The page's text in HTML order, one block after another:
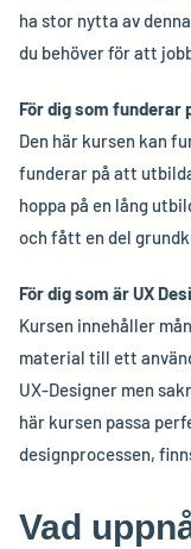
ha stor nytta av
du behöver för att
För dig som funderar
Den här kursen kan
funderar på att
hoppa på en lång
och fått en del
För dig som är UX
Kursen innehåller
material till ett
UX-Designer men
här kursen passa
designprocessen,
Vad